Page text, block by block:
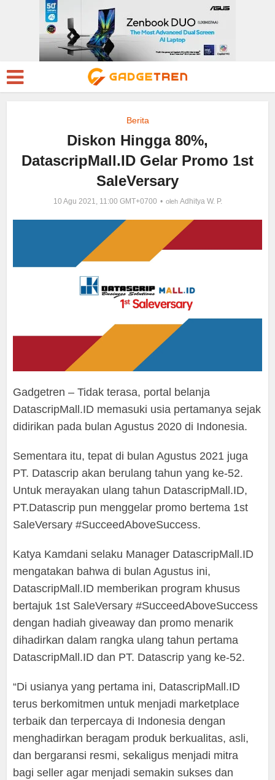
Berita
Diskon Hingga 80%,
DatascripMall.ID Gelar Promo 1st
SaleVersary
10 Agu 2021, 11:00 GMT+0700 oleh Adhitya W. P.
Gadgetren – Tidak terasa, portal belanja
DatascripMall.ID memasuki usia pertamanya sejak
didirikan pada bulan Agustus 2020 di Indonesia.
Sementara itu, tepat di bulan Agustus 2021 juga
PT. Datascrip akan berulang tahun yang ke-52.
Untuk merayakan ulang tahun DatascripMall.ID,
PT.Datascrip pun menggelar promo bertema 1st
SaleVersary #SucceedAboveSuccess.
Katya Kamdani selaku Manager DatascripMall.ID
mengatakan bahwa di bulan Agustus ini,
DatascripMall.ID memberikan program khusus
bertajuk 1st SaleVersary #SucceedAboveSuccess
dengan hadiah giveaway dan promo menarik
dihadirkan dalam rangka ulang tahun pertama
DatascripMall.ID dan PT. Datascrip yang ke-52.
“Di usianya yang pertama ini, DatascripMall.ID
terus berkomitmen untuk menjadi marketplace
terbaik dan terpercaya di Indonesia dengan
menghadirkan beragam produk berkualitas, asli,
dan bergaransi resmi, sekaligus menjadi mitra
bagi seller agar menjadi semakin sukses dan